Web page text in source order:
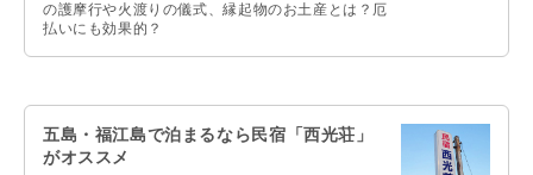
の護摩行や火渡りの儀式、縁起物のお土産とは？厄
払いにも効果的？
五島・福江島で泊まるなら民宿「西光荘」
がオススメ